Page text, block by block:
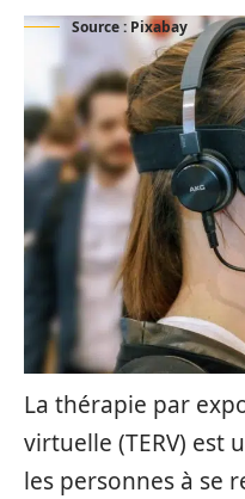
Source : Pixabay
La thérapie par
virtuelle (TERV) est
les personnes à se